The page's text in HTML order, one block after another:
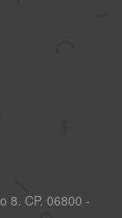
8. CP. 06800 -